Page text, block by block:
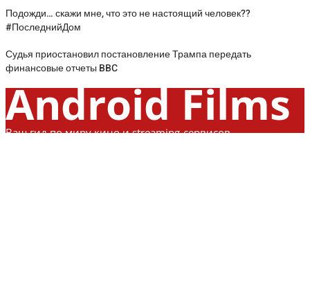
Подожди… скажи мне, что это не настоящий человек??
#ПоследнийДом
Судья приостановил постановление Трампа передать
финансовые отчеты BBC
Android Films
Ваш гид по миру кино и streaming-сервисов